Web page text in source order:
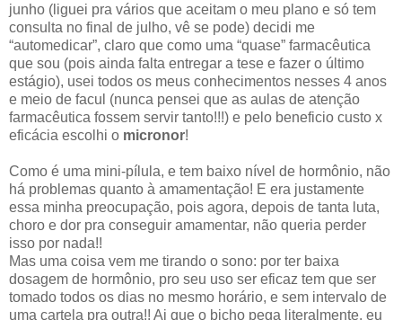
junho (liguei pra vários que aceitam o meu plano e só tem
consulta no final de julho, vê se pode) decidi me
“automedicar”, claro que como uma “quase” farmacêutica
que sou (pois ainda falta entregar a tese e fazer o último
estágio), usei todos os meus conhecimentos nesses 4 anos
e meio de facul (nunca pensei que as aulas de atenção
farmacêutica fossem servir tanto!!!) e pelo beneficio custo x
eficácia escolhi o micronor!
Como é uma mini-pílula, e tem baixo nível de hormônio, não
há problemas quanto à amamentação! E era justamente
essa minha preocupação, pois agora, depois de tanta luta,
choro e dor pra conseguir amamentar, não queria perder
isso por nada!!
Mas uma coisa vem me tirando o sono: por ter baixa
dosagem de hormônio, pro seu uso ser eficaz tem que ser
tomado todos os dias no mesmo horário, e sem intervalo de
uma cartela pra outra!! Ai que o bicho pega literalmente, eu